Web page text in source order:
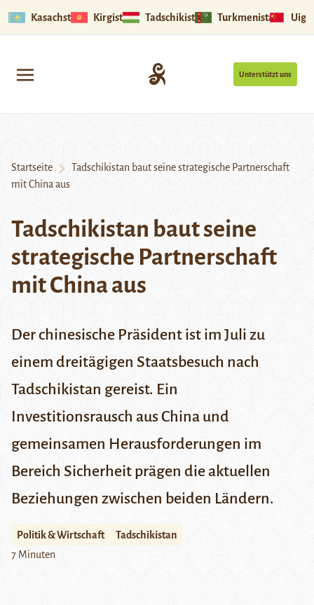
Kasachstan Kirgistan Tadschikistan Turkmenistan
Unterstützt uns
Startseite
Tadschikistan baut seine strategische Partnerschaft
mit China aus
Tadschikistan baut seine
strategische Partnerschaft
mit China aus
Der chinesische Präsident ist im Juli zu
einem dreitägigen Staatsbesuch nach
Tadschikistan gereist. Ein
Investitionsrausch aus China und
gemeinsamen Herausforderungen im
Bereich Sicherheit prägen die aktuellen
Beziehungen zwischen beiden Ländern.
Politik & Wirtschaft
Tadschikistan
7 Minuten